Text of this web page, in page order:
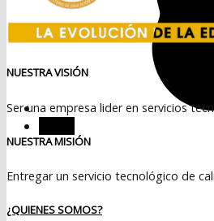
NUESTRA VISIÓN
Ser una empresa lider en servicios
NUESTRA MISIÓN
Entregar un servicio tecnológico de
¿QUIENES SOMOS?